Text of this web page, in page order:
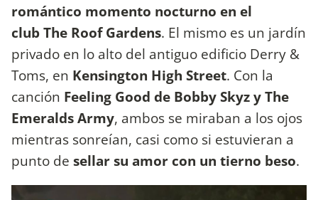
romántico momento nocturno en el
club The Roof Gardens. El mismo es un jardín
privado en lo alto del antiguo edificio Derry &
Toms, en Kensington High Street. Con la
canción Feeling Good de Bobby Skyz y The
Emeralds Army, ambos se miraban a los ojos
mientras sonreían, casi como si estuvieran a
punto de sellar su amor con un tierno beso.